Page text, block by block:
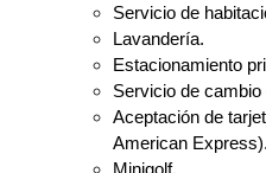
Servicio de
Lavandería.
Estacionamiento
Servicio de cambio
Aceptación de
American Express).
Minigolf.